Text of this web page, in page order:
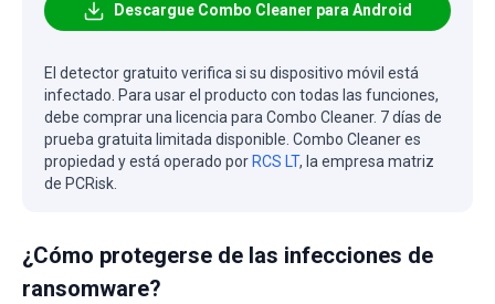
Descargue Combo Cleaner para Android
El detector gratuito verifica si su dispositivo móvil está
infectado. Para usar el producto con todas las funciones,
debe comprar una licencia para Combo Cleaner. 7 días de
prueba gratuita limitada disponible. Combo Cleaner es
propiedad y está operado por RCS LT, la empresa matriz
de PCRisk.
¿Cómo protegerse de las infecciones de
ransomware?